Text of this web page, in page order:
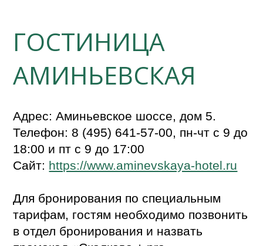
ГОСТИНИЦА
АМИНЬЕВСКАЯ
Адрес: Аминьевское шоссе, дом 5.
Телефон: 8 (495) 641-57-00, пн-чт с 9 до
18:00 и пт с 9 до 17:00
Сайт: https://www.aminevskaya-hotel.ru
Для бронирования по специальным
тарифам, гостям необходимо позвонить
в отдел бронирования и назвать